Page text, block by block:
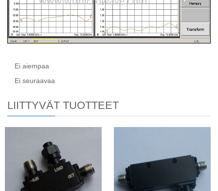
Ei aiempaa
Ei seuraavaa
LIITTYVÄT TUOTTEET